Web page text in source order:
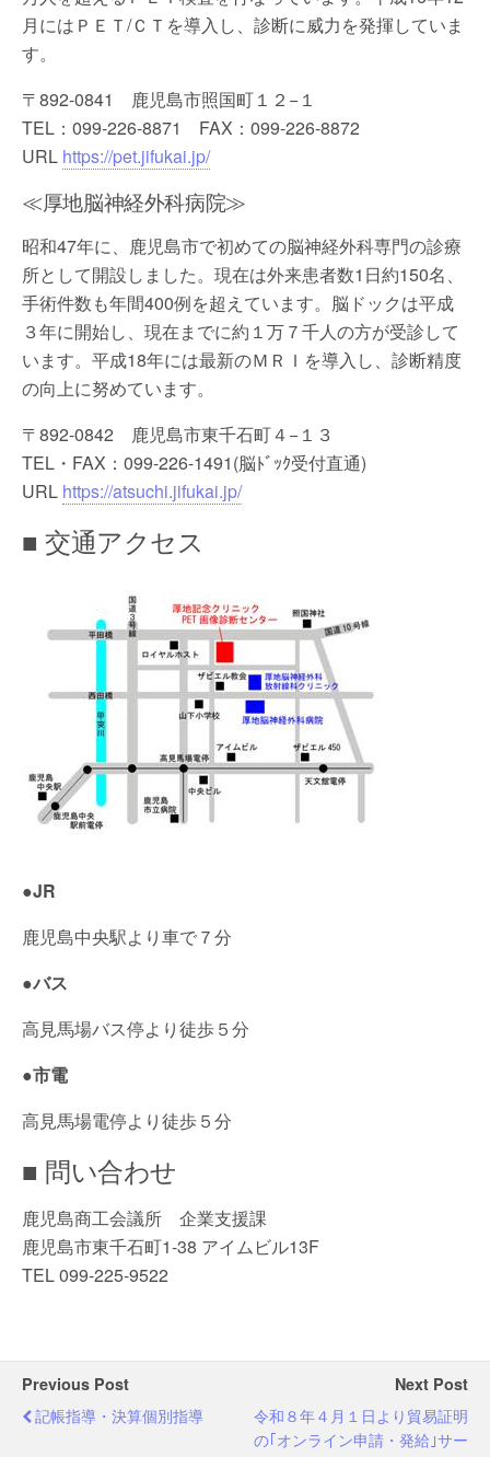
月にはＰＥＴ/ＣＴを導入し、診断に威力を発揮していま
す。
〒892-0841 鹿児島市照国町１２−１
TEL：099-226-8871 FAX：099-226-8872
URL https://pet.jifukai.jp/
≪厚地脳神経外科病院≫
昭和47年に、鹿児島市で初めての脳神経外科専門の診療
所として開設しました。現在は外来患者数1日約150名、
手術件数も年間400例を超えています。脳ドックは平成
３年に開始し、現在までに約１万７千人の方が受診して
います。平成18年には最新のＭＲＩを導入し、診断精度
の向上に努めています。
〒892-0842 鹿児島市東千石町４−１３
TEL・FAX：099-226-1491(脳ﾄﾞｯｸ受付直通)
URL https://atsuchi.jifukai.jp/
■ 交通アクセス
●JR
鹿児島中央駅より車で７分
●バス
高見馬場バス停より徒歩５分
●市電
高見馬場電停より徒歩５分
■ 問い合わせ
鹿児島商工会議所 企業支援課
鹿児島市東千石町1-38 アイムビル13F
TEL 099-225-9522
Previous Post
記帳指導・決算個別指導
Next Post
令和８年４月１日より貿易証明
の｢オンライン申請・発給｣サー